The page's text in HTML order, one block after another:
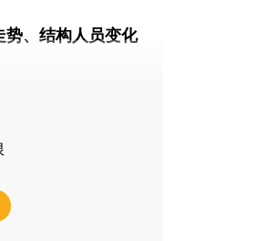
势、结构人员变化